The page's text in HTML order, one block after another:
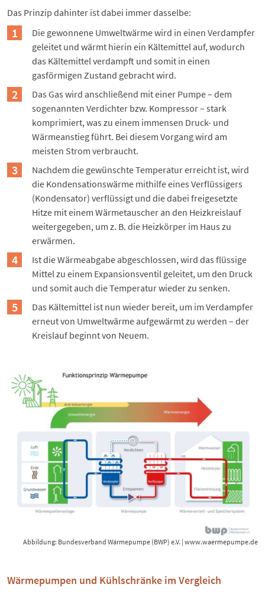
Das Prinzip dahinter ist dabei immer dasselbe:
Die gewonnene Umweltwärme wird in einen Verdampfer
geleitet und wärmt hierin ein Kältemittel auf, wodurch
das Kältemittel verdampft und somit in einen
gasförmigen Zustand gebracht wird.
Das Gas wird anschließend mit einer Pumpe – dem
sogenannten Verdichter bzw. Kompressor – stark
komprimiert, was zu einem immensen Druck- und
Wärmeanstieg führt. Bei diesem Vorgang wird am
meisten Strom verbraucht.
Nachdem die gewünschte Temperatur erreicht ist, wird
die Kondensationswärme mithilfe eines Verflüssigers
(Kondensator) verflüssigt und die dabei freigesetzte
Hitze mit einem Wärmetauscher an den Heizkreislauf
weitergegeben, um z. B. die Heizkörper im Haus zu
erwärmen.
Ist die Wärmeabgabe abgeschlossen, wird das flüssige
Mittel zu einem Expansionsventil geleitet, um den Druck
und somit auch die Temperatur wieder zu senken.
Das Kältemittel ist nun wieder bereit, um im Verdampfer
erneut von Umweltwärme aufgewärmt zu werden – der
Kreislauf beginnt von Neuem.
Abbildung: Bundesverband Wärmepumpe (BWP) e.V. | www.waermepumpe.de
Wärmepumpen und Kühlschränke im Vergleich